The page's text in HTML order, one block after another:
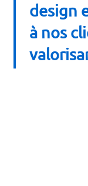
design
à nos